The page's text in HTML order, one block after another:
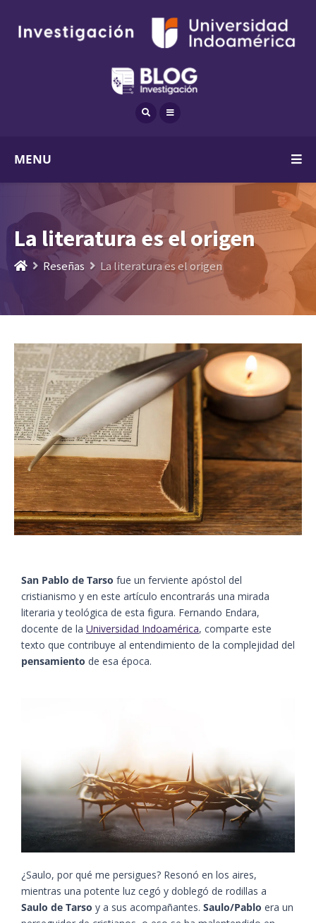
MENU
La literatura es el origen
Reseñas La literatura es el origen
San Pablo de Tarso fue un ferviente apóstol del
cristianismo y en este artículo encontrarás una mirada
literaria y teológica de esta figura. Fernando Endara,
docente de la Universidad Indoamérica, comparte este
texto que contribuye al entendimiento de la complejidad del
pensamiento de esa época.
¿Saulo, por qué me persigues? Resonó en los aires,
mientras una potente luz cegó y doblegó de rodillas a
Saulo de Tarso y a sus acompañantes. Saulo/Pablo era un